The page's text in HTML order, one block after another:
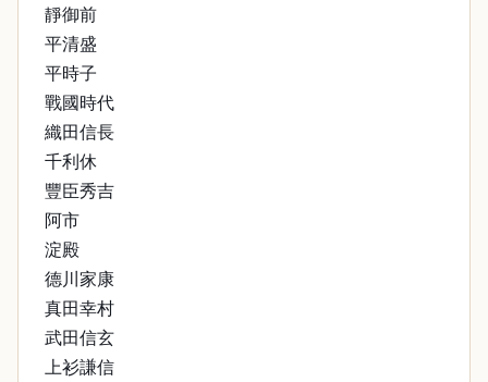
靜御前
平清盛
平時子
戰國時代
織田信長
千利休
豐臣秀吉
阿市
淀殿
德川家康
真田幸村
武田信玄
上衫謙信